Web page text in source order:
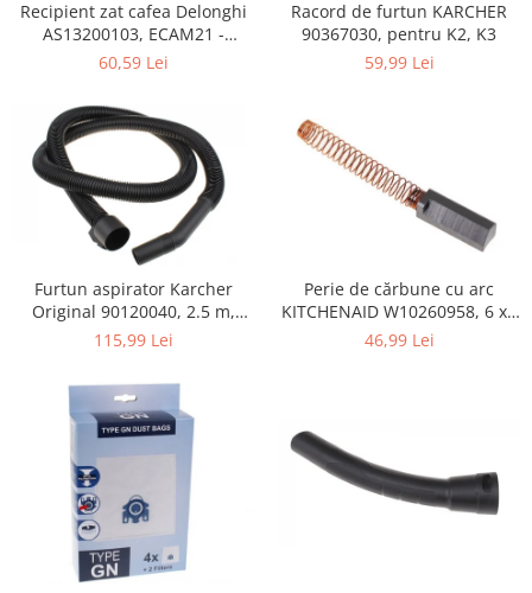
Camping
Sporturi de interior
TV, Audio & Foto
Aparate Foto & Accesorii
Audio HI-FI & Profesionale
Camere video si sport
Drone si Accesorii
Home Cinema & Audio
Playere, Boxe & Casti
Televizoare & accesorii
Ambalaje cadouri
Cadouri
Curatenie si intretinere
Recipient zat cafea Delonghi
AS13200103, ECAM21 -
ECAM25
60,59 Lei
Racord de furtun KARCHER
90367030, pentru K2, K3
59,99 Lei
Furtun aspirator Karcher
Original 90120040, 2.5 m,
negru
115,99 Lei
Perie de cărbune cu arc
KITCHENAID W10260958, 6 x6
x 19 mm, pentru 5KSM15
46,99 Lei